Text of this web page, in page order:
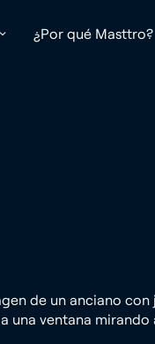
¿Por qué Masttro?